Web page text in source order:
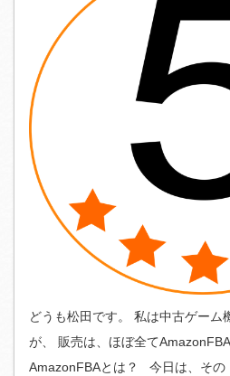
どうも松田です。 私は中古ゲーム
が、 販売は、ほぼ全て
AmazonFBAとは？ 今日は、その